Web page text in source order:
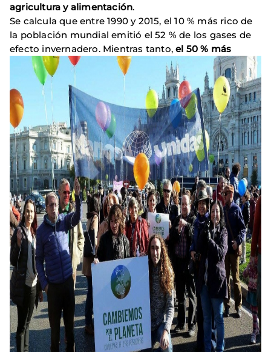
agricultura y alimentación.
Se calcula que entre 1990 y 2015, el 10 % más rico de
la población mundial emitió el 52 % de los gases de
efecto invernadero. Mientras tanto,el 50 % más